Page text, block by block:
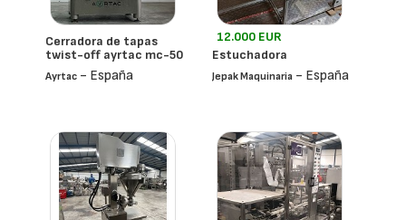
Cerradora de tapas
twist-off ayrtac mc-50
Ayrtac - España
12.000 EUR
Estuchadora
Jepak Maquinaria - España